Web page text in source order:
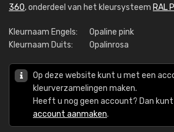
360, onderdeel van het kleursysteem RAL
Kleurnaam Engels:
Opaline pink
Kleurnaam Duits:
Opalinrosa
Op deze website kunt u met een
kleurverzamelingen maken.
Heeft u nog geen account? Dan
account aanmaken.